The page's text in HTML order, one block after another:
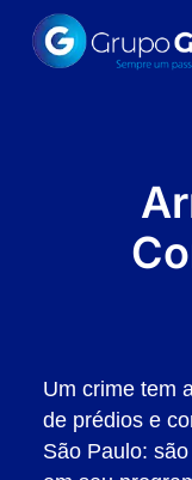
Um crime tem
de prédios e
São Paulo: